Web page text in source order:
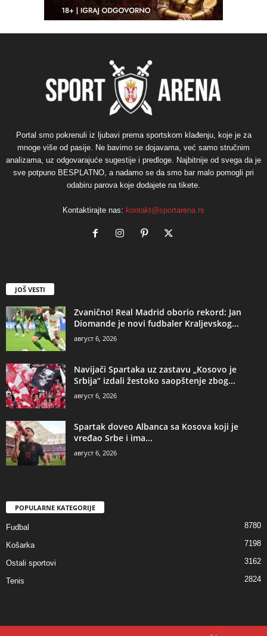
Portal smo pokrenuli iz ljubavi prema sportskom klađenju, koje je za
mnoge više od pasije. Ne bavimo se dojavama, već samo stručnim
analizama, uz odgovarajuće sugestije i predloge. Najbitnije od svega da je
sve potpuno BESPLATNO, a nadamo se da smo bar malo pomogli pri
odabiru parova koje dodajete na tikete.
Kontaktirajte nas: kontakt@sportarena.rs
JOŠ VESTI
Zvanično! Real Madrid oborio rekord: Jan
Diomande je novi fudbaler Kraljevskog...
август 6, 2026
Navijači Spartaka uz zastavu „Kosovo je
Srbija“ izdali žestoko saopštenje zbog...
август 6, 2026
Spartak doveo Albanca sa Kosova koji je
vređao Srbe i ima...
август 6, 2026
POPULARNE KATEGORIJE
Fudbal 8780
Košarka 7198
Ostali sportovi 3162
Tenis 2824